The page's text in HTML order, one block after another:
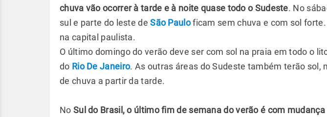
chuva vão ocorrer à tarde e à noite quase todo o Sudeste. No
sul e parte do leste deSão Pauloficam sem chuva e com sol
na capital paulista.
O último domingo do verão deve ser com sol na praia em todo o
do Rio De Janeiro. As outras áreas do Sudeste também terão sol,
de chuva a partir da tarde.
No Sul do Brasil, o último fim de semana do verão é com